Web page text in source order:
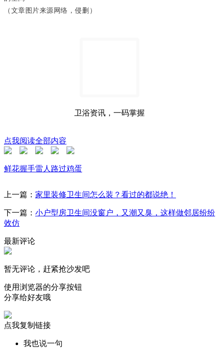
（文章图片来源网络，侵删）
卫浴资讯，一码掌握
点我阅读全部内容
鲜花握手雷人 路过鸡蛋
上一篇： 家里装修卫生间怎么装？看过的都说绝！
下一篇： 小户型房卫生间没窗户，又潮又臭，这样做邻居纷纷
效仿
最新评论
暂无评论，赶紧抢沙发吧
使用浏览器的分享按钮
分享给好友哦
点我复制链接
我也说一句